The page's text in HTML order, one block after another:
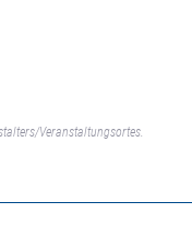
Veranstaltungsortes.